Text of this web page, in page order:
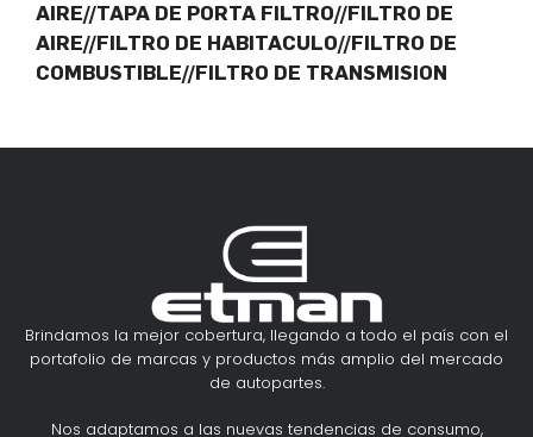
AIRE//TAPA DE PORTA FILTRO//FILTRO DE
AIRE//FILTRO DE HABITACULO//FILTRO DE
COMBUSTIBLE//FILTRO DE TRANSMISION
Brindamos la mejor cobertura, llegando a todo el país con el
portafolio de marcas y productos más amplio del mercado
de autopartes.
Nos adaptamos a las nuevas tendencias de consumo,